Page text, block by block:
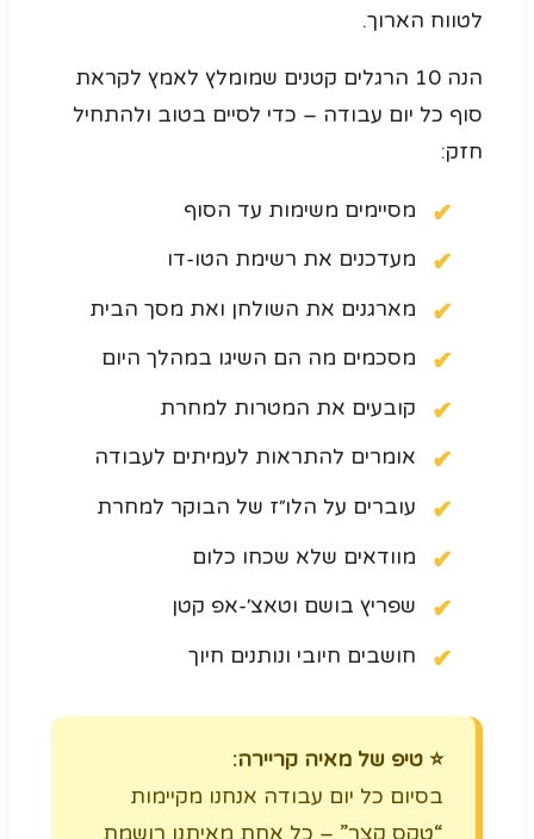
לטווח הארוך.
הנה 10 הרגלים קטנים שמומלץ לאמץ לקראת
סוף כל יום עבודה – כדי לסיים בטוב ולהתחיל
חזק:
מסיימים משימות עד הסוף
מעדכנים את רשימת הטו-דו
מארגנים את השולחן ואת מסך הבית
מסכמים מה הם השיגו במהלך היום
קובעים את המטרות למחרת
אומרים להתראות לעמיתים לעבודה
עוברים על הלו״ז של הבוקר למחרת
מוודאים שלא שכחו כלום
שפריץ בושם וטאצ׳-אפ קטן
חושבים חיובי ונותנים חיוך
⭐️ טיפ של מאיה קריירה:
בסיום כל יום עבודה אנחנו מקיימות
“טקס קצר” – כל אחת מאיתנו רושמת